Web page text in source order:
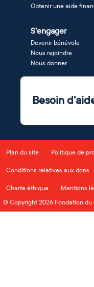
Obtenir une aide
S'engager
Devenir bénévole
Nous rejoindre
Nous donner
Besoin
Plan du site Politique de
Conditions relatives aux dons
Charte éthique Mentions
© Copyright 2026 Fondation du